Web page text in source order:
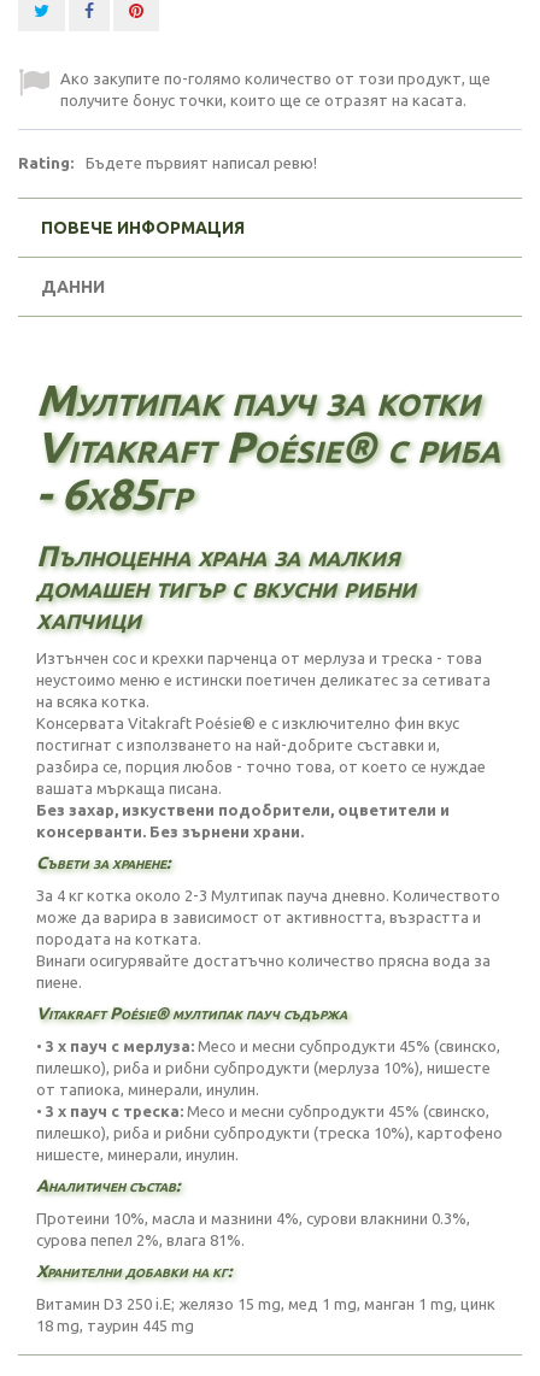
Ако закупите по-голямо количество от този продукт, ще
получите бонус точки, които ще се отразят на касата.
Rating: Бъдете първият написал ревю!
ПОВЕЧЕ ИНФОРМАЦИЯ
ДАННИ
Мултипак пауч за котки
Vitakraft Poésie® с риба
- 6х85гр
Пълноценна храна за малкия
домашен тигър с вкусни рибни
хапчици
Изтънчен сос и крехки парченца от мерлуза и треска - това
неустоимо меню е истински поетичен деликатес за сетивата
на всяка котка.
Консервата Vitakraft Poésie® е с изключително фин вкус
постигнат с използването на най-добрите съставки и,
разбира се, порция любов - точно това, от което се нуждае
вашата мъркаща писана.
Без захар, изкуствени подобрители, оцветители и
консерванти. Без зърнени храни.
Съвети за хранене:
За 4 кг котка около 2-3 Мултипак пауча дневно. Количеството
може да варира в зависимост от активността, възрастта и
породата на котката.
Винаги осигурявайте достатъчно количество прясна вода за
пиене.
Vitakraft Poésie® мултипак пауч съдържа
• 3 х пауч с мерлуза: Месо и месни субпродукти 45% (свинско,
пилешко), риба и рибни субпродукти (мерлуза 10%), нишесте
от тапиока, минерали, инулин.
• 3 х пауч с треска: Месо и месни субпродукти 45% (свинско,
пилешко), риба и рибни субпродукти (треска 10%), картофено
нишесте, минерали, инулин.
Аналитичен състав:
Протеини 10%, масла и мазнини 4%, сурови влакнини 0.3%,
сурова пепел 2%, влага 81%.
Хранителни добавки на кг:
Витамин D3 250 i.E; желязо 15 mg, мед 1 mg, манган 1 mg, цинк
18 mg, таурин 445 mg